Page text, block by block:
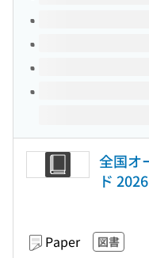
全国オ
ド 2026
Paper 図書